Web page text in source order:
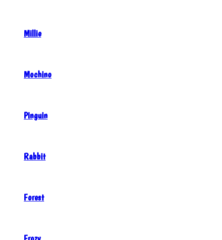
Millie
Mochino
Pinguin
Rabbit
Forest